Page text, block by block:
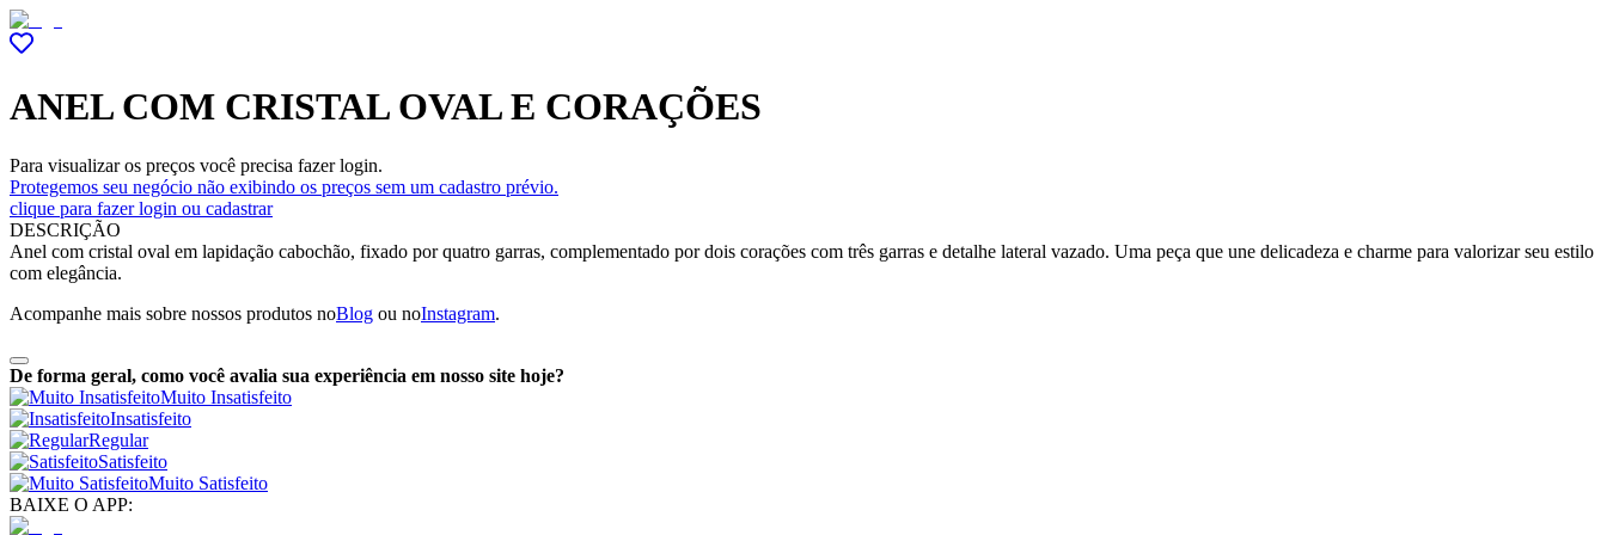
ANEL COM CRISTAL OVAL E CORAÇÕES
Para visualizar os preços você precisa fazer login.
Protegemos seu negócio não exibindo os preços sem um cadastro prévio.
clique para fazer login ou cadastrar
DESCRIÇÃO
Anel com cristal oval em lapidação cabochão, fixado por quatro garras, complementado por dois corações com três garras e detalhe lateral vazado. Uma peça que une delicadeza e charme para valorizar seu estilo
com elegância.
Acompanhe mais sobre nossos produtos noBlog ou noInstagram.
De forma geral, como você avalia sua experiência em nosso site hoje?
Muito Insatisfeito
Insatisfeito
Regular
Satisfeito
Muito Satisfeito
BAIXE O APP: